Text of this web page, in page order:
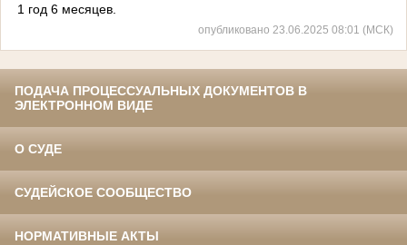
1 год 6 месяцев.
опубликовано 23.06.2025 08:01 (МСК)
ПОДАЧА ПРОЦЕССУАЛЬНЫХ ДОКУМЕНТОВ В
ЭЛЕКТРОННОМ ВИДЕ
О СУДЕ
СУДЕЙСКОЕ СООБЩЕСТВО
НОРМАТИВНЫЕ АКТЫ